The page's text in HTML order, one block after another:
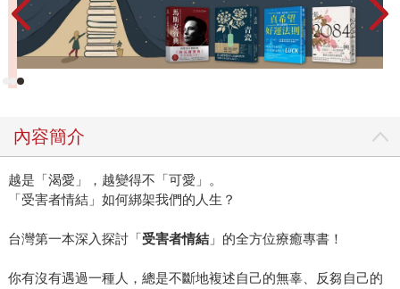
內容簡介
越是「渴愛」，越變得不「可愛」。
「受害者情結」如何綁架我們的人生？
台灣第一本深入探討「受害者情結」的全方位療癒專書！
你有沒有遇過一種人，總是不斷地複述自己的無辜、反芻自己的